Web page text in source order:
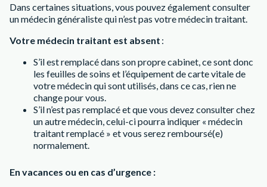
Dans certaines situations, vous pouvez également consulter
un médecin généraliste qui n’est pas votre médecin traitant.
Votre médecin traitant est absent :
S’il est remplacé dans son propre cabinet, ce sont donc
les feuilles de soins et l’équipement de carte vitale de
votre médecin qui sont utilisés, dans ce cas, rien ne
change pour vous.
S’il n’est pas remplacé et que vous devez consulter chez
un autre médecin, celui-ci pourra indiquer « médecin
traitant remplacé » et vous serez remboursé(e)
normalement.
En vacances ou en cas d’urgence :